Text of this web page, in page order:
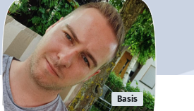
Felix Cöster Basis